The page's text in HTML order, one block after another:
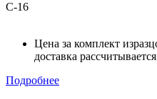
С-16
Цена за комплект
доставка
Подробнее